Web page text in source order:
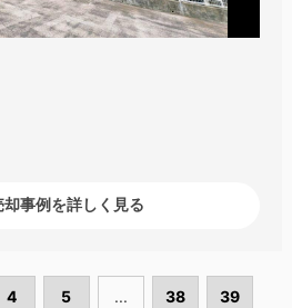
事例を詳しく見る
4 5 ... 38 39